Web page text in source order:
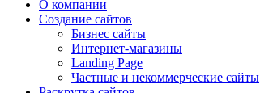
О компании
Создание сайтов
Бизнес сайты
Интернет-магазины
Landing Page
Частные и некоммерческие сайты